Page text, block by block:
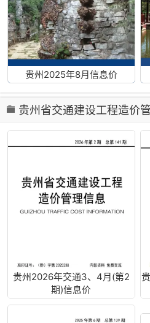
贵州2025年8月信息价
贵州省交通建设工程造价
贵州2026年交通3、4月(第2
期)信息价